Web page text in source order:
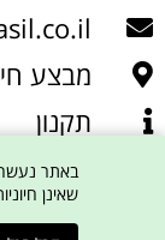
מבצע חירם 9
תקנון
שאינן